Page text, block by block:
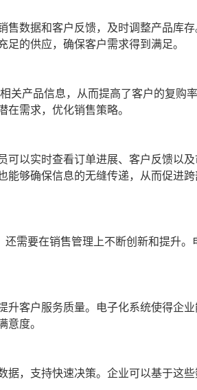
售数据和客户反馈，及时调整产品库
的供应，确保客户需求得到满足。
关产品信息，从而提高了客户的复购
需求，优化销售策略。
可以实时查看订单进展、客户反馈以
能够确保信息的无缝传递，从而促进
需要在销售管理上不断创新和提升。
升客户服务质量。电子化系统使得企
度。
据，支持快速决策。企业可以基于这